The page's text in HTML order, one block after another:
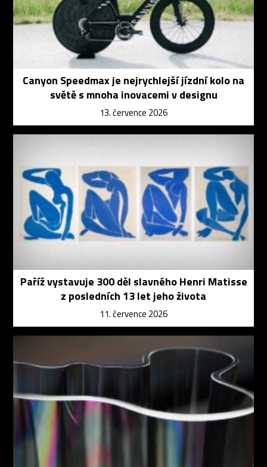
Canyon Speedmax je nejrychlejší jízdní kolo na
světě s mnoha inovacemi v designu
13. července 2026
Paříž vystavuje 300 děl slavného Henri Matisse
z posledních 13 let jeho života
11. července 2026